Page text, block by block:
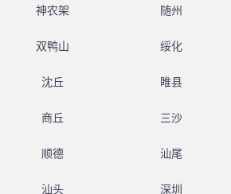
神农架 随州
双鸭山 绥化
沈丘 睢县
商丘 三沙
顺德 汕尾
汕头 深圳